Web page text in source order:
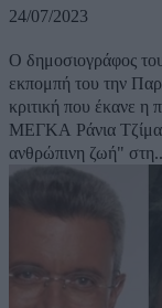
24/07/2023
Ο δημοσιογράφος
εκπομπή του την
κριτική που έκανε η
ΜΕΓΚΑ Ράνια Τζίμα
ανθρώπινη ζωή"